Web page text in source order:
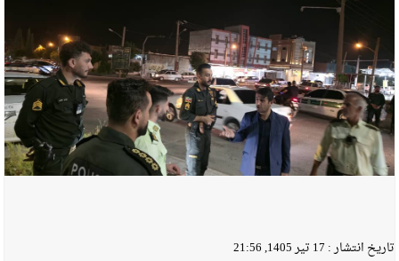
تاریخ انتشار : 17 تیر 1405, 21:56